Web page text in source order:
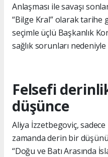
Anlaşması ile savaşı
“Bilge Kral” olarak tarihe
seçimle üçlü Başkanlık
sağlık sorunları nedeniyle
Felsefi
düşünce
Aliya İzzetbegoviç,
zamanda derin bir
“Doğu ve Batı Arasında